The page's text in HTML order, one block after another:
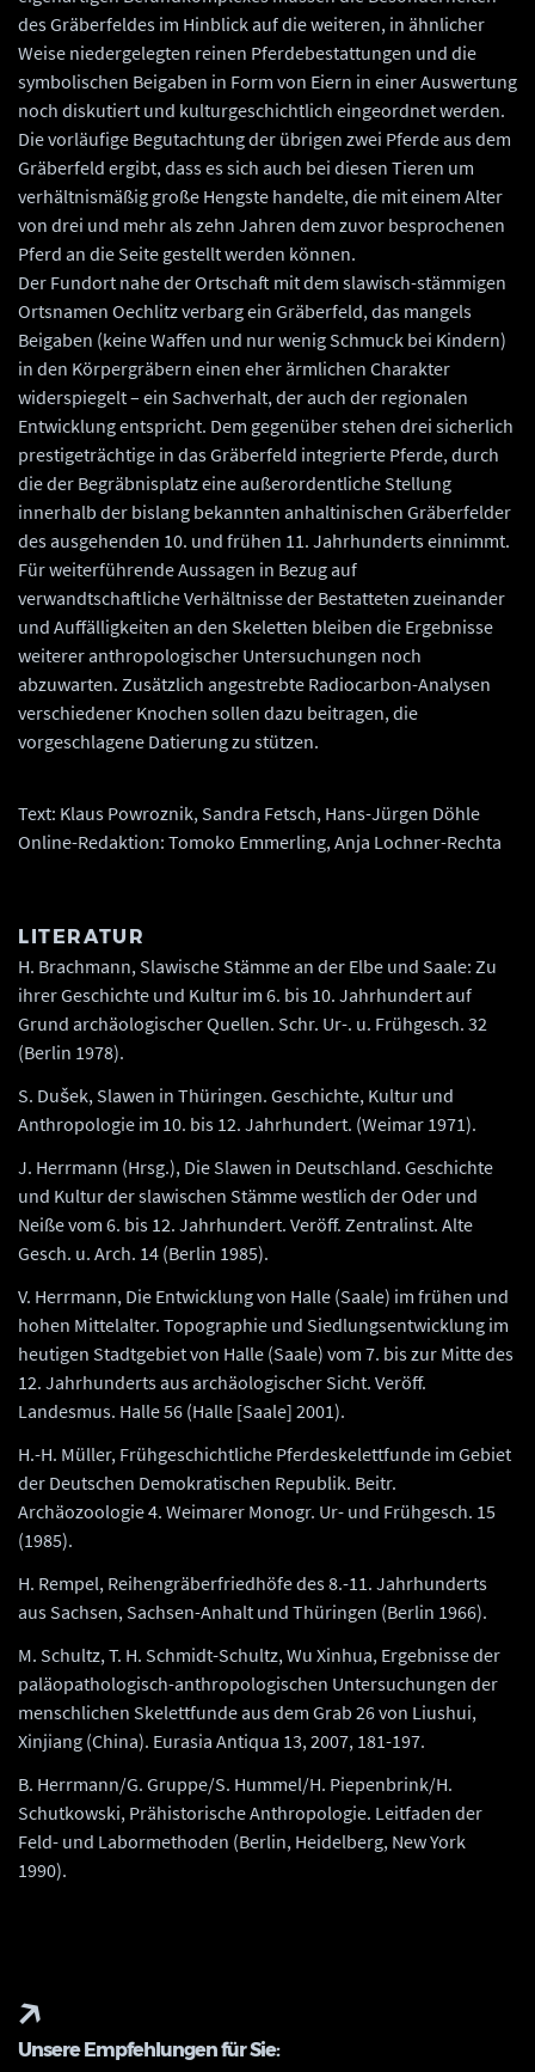
des Gräberfeldes im Hinblick auf die weiteren, in ähnlicher
Weise niedergelegten reinen Pferdebestattungen und die
symbolischen Beigaben in Form von Eiern in einer Auswertung
noch diskutiert und kulturgeschichtlich eingeordnet werden.
Die vorläufige Begutachtung der übrigen zwei Pferde aus dem
Gräberfeld ergibt, dass es sich auch bei diesen Tieren um
verhältnismäßig große Hengste handelte, die mit einem Alter
von drei und mehr als zehn Jahren dem zuvor besprochenen
Pferd an die Seite gestellt werden können.
Der Fundort nahe der Ortschaft mit dem slawisch-stämmigen
Ortsnamen Oechlitz verbarg ein Gräberfeld, das mangels
Beigaben (keine Waffen und nur wenig Schmuck bei Kindern)
in den Körpergräbern einen eher ärmlichen Charakter
widerspiegelt – ein Sachverhalt, der auch der regionalen
Entwicklung entspricht. Dem gegenüber stehen drei sicherlich
prestigeträchtige in das Gräberfeld integrierte Pferde, durch
die der Begräbnisplatz eine außerordentliche Stellung
innerhalb der bislang bekannten anhaltinischen Gräberfelder
des ausgehenden 10. und frühen 11. Jahrhunderts einnimmt.
Für weiterführende Aussagen in Bezug auf
verwandtschaftliche Verhältnisse der Bestatteten zueinander
und Auffälligkeiten an den Skeletten bleiben die Ergebnisse
weiterer anthropologischer Untersuchungen noch
abzuwarten. Zusätzlich angestrebte Radiocarbon-Analysen
verschiedener Knochen sollen dazu beitragen, die
vorgeschlagene Datierung zu stützen.
Text: Klaus Powroznik, Sandra Fetsch, Hans-Jürgen Döhle
Online-Redaktion: Tomoko Emmerling, Anja Lochner-Rechta
LITERATUR
H. Brachmann, Slawische Stämme an der Elbe und Saale: Zu
ihrer Geschichte und Kultur im 6. bis 10. Jahrhundert auf
Grund archäologischer Quellen. Schr. Ur-. u. Frühgesch. 32
(Berlin 1978).
S. Dušek, Slawen in Thüringen. Geschichte, Kultur und
Anthropologie im 10. bis 12. Jahrhundert. (Weimar 1971).
J. Herrmann (Hrsg.), Die Slawen in Deutschland. Geschichte
und Kultur der slawischen Stämme westlich der Oder und
Neiße vom 6. bis 12. Jahrhundert. Veröff. Zentralinst. Alte
Gesch. u. Arch. 14 (Berlin 1985).
V. Herrmann, Die Entwicklung von Halle (Saale) im frühen und
hohen Mittelalter. Topographie und Siedlungsentwicklung im
heutigen Stadtgebiet von Halle (Saale) vom 7. bis zur Mitte des
12. Jahrhunderts aus archäologischer Sicht. Veröff.
Landesmus. Halle 56 (Halle [Saale] 2001).
H.-H. Müller, Frühgeschichtliche Pferdeskelettfunde im Gebiet
der Deutschen Demokratischen Republik. Beitr.
Archäozoologie 4. Weimarer Monogr. Ur- und Frühgesch. 15
(1985).
H. Rempel, Reihengräberfriedhöfe des 8.-11. Jahrhunderts
aus Sachsen, Sachsen-Anhalt und Thüringen (Berlin 1966).
M. Schultz, T. H. Schmidt-Schultz, Wu Xinhua, Ergebnisse der
paläopathologisch-anthropologischen Untersuchungen der
menschlichen Skelettfunde aus dem Grab 26 von Liushui,
Xinjiang (China). Eurasia Antiqua 13, 2007, 181-197.
B. Herrmann/G. Gruppe/S. Hummel/H. Piepenbrink/H.
Schutkowski, Prähistorische Anthropologie. Leitfaden der
Feld- und Labormethoden (Berlin, Heidelberg, New York
1990).
Unsere Empfehlungen für Sie: